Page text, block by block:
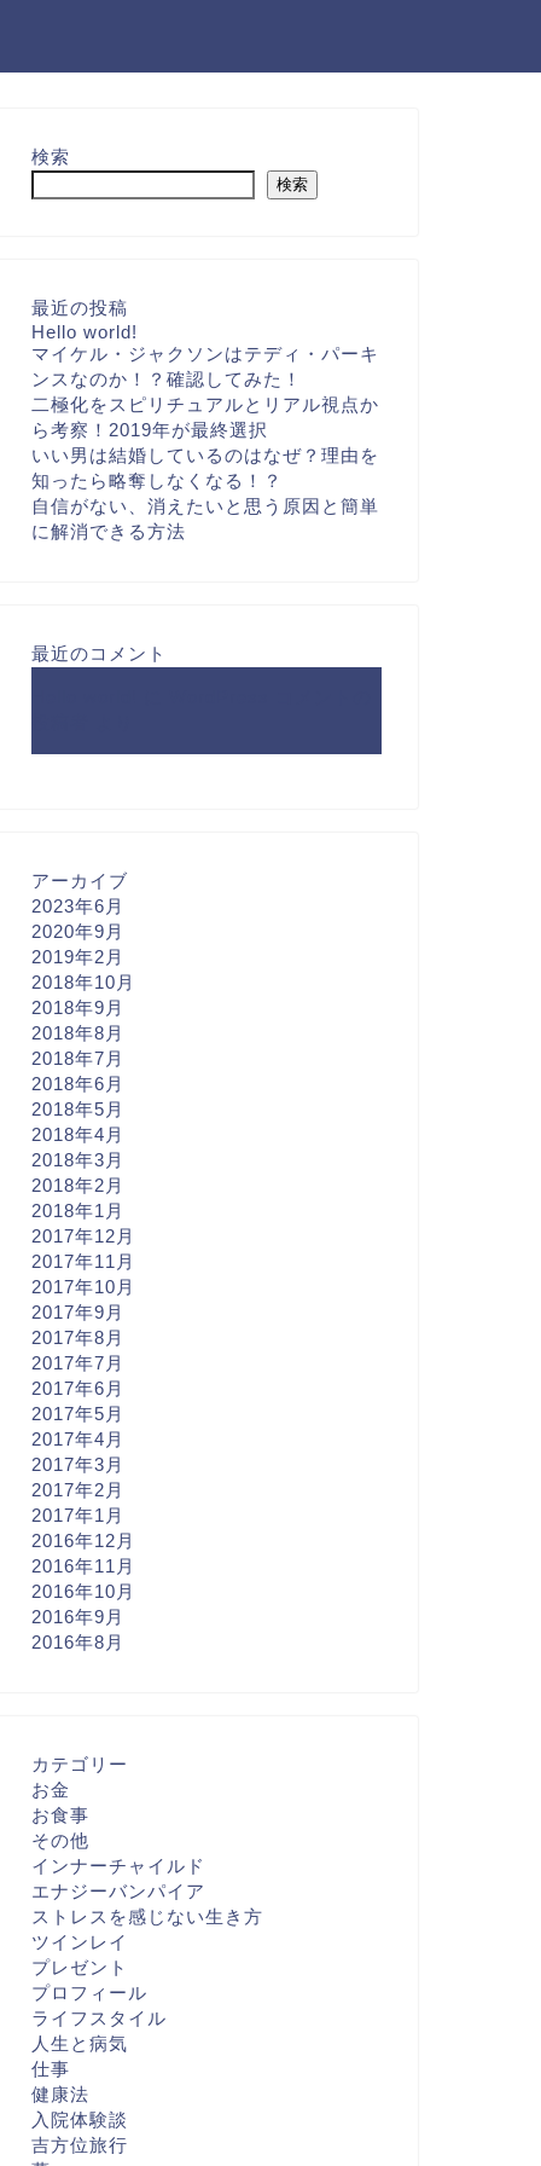
検索
検索
最近の投稿
Hello world!
マイケル・ジャクソンはテディ・パーキ
ンスなのか！？確認してみた！
二極化をスピリチュアルとリアル視点か
ら考察！2019年が最終選択
いい男は結婚しているのはなぜ？理由を
知ったら略奪しなくなる！？
自信がない、消えたいと思う原因と簡単
に解消できる方法
最近のコメント
アーカイブ
2023年6月
2020年9月
2019年2月
2018年10月
2018年9月
2018年8月
2018年7月
2018年6月
2018年5月
2018年4月
2018年3月
2018年2月
2018年1月
2017年12月
2017年11月
2017年10月
2017年9月
2017年8月
2017年7月
2017年6月
2017年5月
2017年4月
2017年3月
2017年2月
2017年1月
2016年12月
2016年11月
2016年10月
2016年9月
2016年8月
カテゴリー
お金
お食事
その他
インナーチャイルド
エナジーバンパイア
ストレスを感じない生き方
ツインレイ
プレゼント
プロフィール
ライフスタイル
人生と病気
仕事
健康法
入院体験談
吉方位旅行